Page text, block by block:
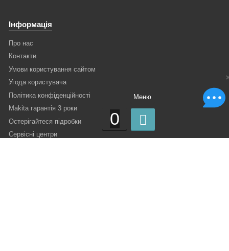
Інформація
Про нас
Контакти
Умови користування сайтом
Угода користувача
Політика конфіденційності
Makita гарантія 3 роки
Остерігайтеся підробки
Сервісні центри
0
Меню